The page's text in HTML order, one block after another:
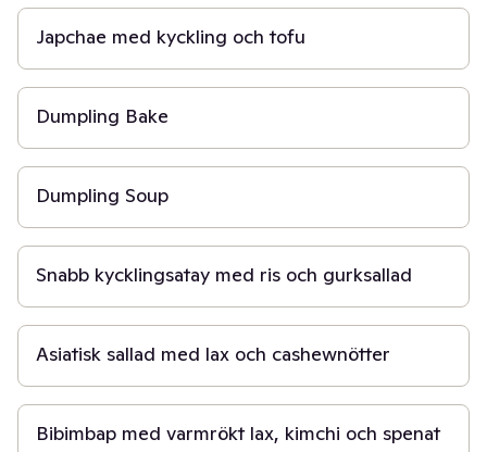
Japchae med kyckling och tofu
30 min
Dumpling Bake
20 min
Dumpling Soup
20 min
Snabb kycklingsatay med ris och gurksallad
20 min
Asiatisk sallad med lax och cashewnötter
45 min
Bibimbap med varmrökt lax, kimchi och spenat